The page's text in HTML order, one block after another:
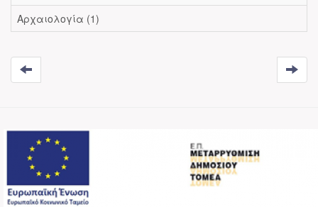
Αρχαιολογία (1)